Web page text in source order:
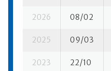
2026 08/02
2025 09/03
2023 22/10